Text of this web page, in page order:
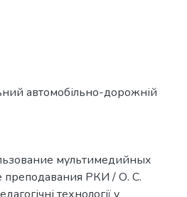
автомобільно-дорожній
мультимедийных
преподавания РКИ / О. С.